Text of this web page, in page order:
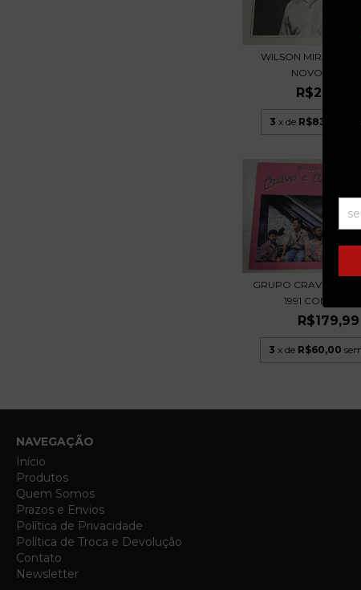
WILSON MIRANDA -
NOVO - LP 1965
R$249,99
3 x de R$83,33
GRUPO CRAVO E
1991 COM
R$179,99
3 x de R$60,00
NAVEGAÇÃO
Início
Produtos
Quem Somos
Prazos e Envios
Política de Privacidade
Política de Troca e Devolução
Contato
Newsletter